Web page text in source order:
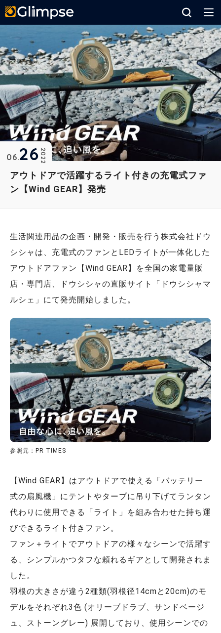
アウトドアで活躍するライト付きの充電式ファ
ン【Wind GEAR】発売
2022
06 26
生活関連用品の企画・開発・販売を行う株式会社ドウ
シシャは、充電式のファンとLEDライトが一体化した
アウトドアファン【Wind GEAR】を全国の家電量販
店・専門店、ドウシシャの直販サイト「ドウシシャマ
ルシェ」にて発売開始しました。
参照元：PR TIMES
【Wind GEAR】はアウトドアで使える「バッテリー
式の扇風機」にテントやタープに吊り下げてランタン
代わりに使用できる「ライト」を組み合わせた持ち運
びできるライト付きファン。
ファン＋ライトでアウトドアの様々なシーンで活躍す
る、シンプルかつタフな頼れるギアとして開発されま
した。
羽根の大きさが違う2種類(羽根径14cmと20cm)のモ
デルをそれぞれ3色 (オリーブドラブ、サンドベージ
ュ、ストーングレー) 展開しており、使用シーンでの